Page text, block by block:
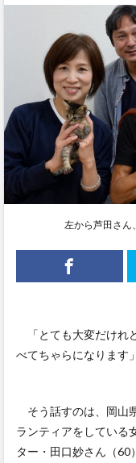
左から芦田さん
「とても大変だけれ
べてちゃらになります」
そう話すのは、岡山
ランティアをしている
ター・田口妙さん（60